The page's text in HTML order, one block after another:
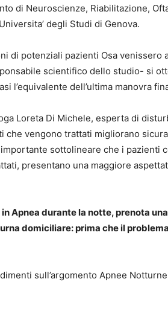
di Neuroscienze, Riabilitazione,
degli Studi di Genova.
di potenziali pazienti Osa venissero
scientifico dello studio- si
l’equivalente dell’ultima manovra
Loreta Di Michele, esperta di
che vengono trattati migliorano
sottolineare che i pazienti
presentano una maggiore
Apnea durante la notte, prenota
domiciliare: prima che il
sull’argomento Apnee